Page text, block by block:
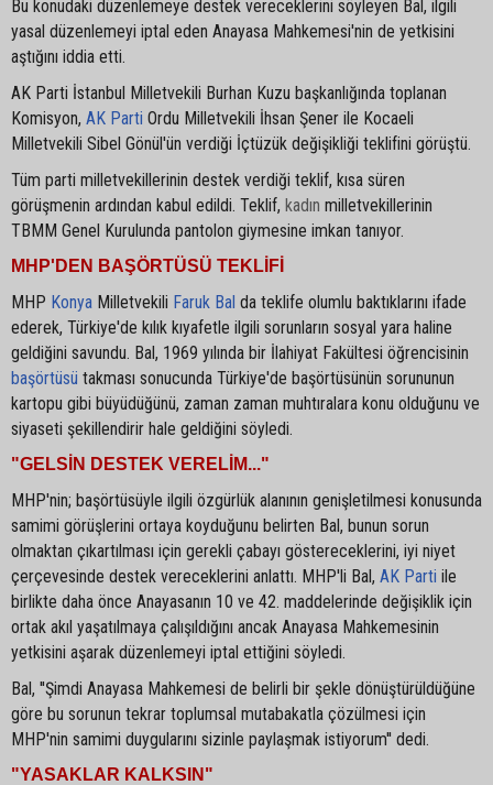
Bu konudaki düzenlemeye destek vereceklerini söyleyen Bal, ilgili
yasal düzenlemeyi iptal eden Anayasa Mahkemesi'nin de yetkisini
aştığını iddia etti.
AK Parti İstanbul Milletvekili Burhan Kuzu başkanlığında toplanan
Komisyon, AK Parti Ordu Milletvekili İhsan Şener ile Kocaeli
Milletvekili Sibel Gönül'ün verdiği İçtüzük değişikliği teklifini görüştü.
Tüm parti milletvekillerinin destek verdiği teklif, kısa süren
görüşmenin ardından kabul edildi. Teklif, kadın milletvekillerinin
TBMM Genel Kurulunda pantolon giymesine imkan tanıyor.
MHP'DEN BAŞÖRTÜSÜ TEKLİFİ
MHP Konya Milletvekili Faruk Bal da teklife olumlu baktıklarını ifade
ederek, Türkiye'de kılık kıyafetle ilgili sorunların sosyal yara haline
geldiğini savundu. Bal, 1969 yılında bir İlahiyat Fakültesi öğrencisinin
başörtüsü takması sonucunda Türkiye'de başörtüsünün sorununun
kartopu gibi büyüdüğünü, zaman zaman muhtıralara konu olduğunu ve
siyaseti şekillendirir hale geldiğini söyledi.
"GELSİN DESTEK VERELİM..."
MHP'nin; başörtüsüyle ilgili özgürlük alanının genişletilmesi konusunda
samimi görüşlerini ortaya koyduğunu belirten Bal, bunun sorun
olmaktan çıkartılması için gerekli çabayı göstereceklerini, iyi niyet
çerçevesinde destek vereceklerini anlattı. MHP'li Bal, AK Parti ile
birlikte daha önce Anayasanın 10 ve 42. maddelerinde değişiklik için
ortak akıl yaşatılmaya çalışıldığını ancak Anayasa Mahkemesinin
yetkisini aşarak düzenlemeyi iptal ettiğini söyledi.
Bal, ''Şimdi Anayasa Mahkemesi de belirli bir şekle dönüştürüldüğüne
göre bu sorunun tekrar toplumsal mutabakatla çözülmesi için
MHP'nin samimi duygularını sizinle paylaşmak istiyorum'' dedi.
"YASAKLAR KALKSIN"